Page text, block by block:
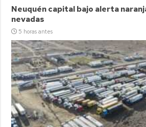
Neuquén capital bajo alerta
nevadas
5 horas antes